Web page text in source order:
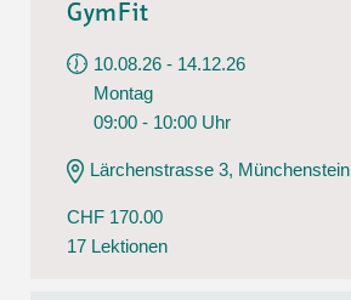
GymFit
10.08.26 - 14.12.26
Montag
09:00 - 10:00 Uhr
Lärchenstrasse 3, Münchenstein
CHF 170.00
17 Lektionen